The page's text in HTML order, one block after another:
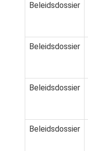
Beleidsdossier
Beleidsdossier
Beleidsdossier
Beleidsdossier